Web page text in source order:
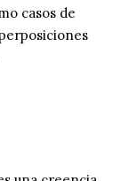
casos de